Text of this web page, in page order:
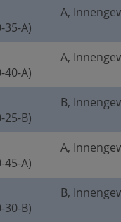
35-A)
A,
40-A)
A,
25-B)
B,
45-A)
A,
30-B)
B,